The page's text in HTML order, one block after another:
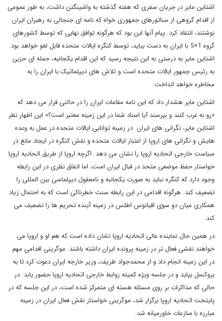
اشتاین مایر در جریان سفری که هفته گذشته به واشینگتن داشت، به طور عمومی
از اقدام گروهی از سناتورهای جمهوری خواه که نامه ای جنجالی به رهبران ایران
نوشتند، انتقاد کرد. پیام آنها این بود که هرگونه توافق نهایی که توسط کشورهای
گروه 1+5 با ایران به دست بیاید، توسط کنگره ایالات متحده قابل لغو خواهد بود.
اشتاین مایر به درستی به این نتیجه رسید که این اقدام یکجانبه، حمله ای حزبی
به رئیس جمهور ایالات متحده است و تلاش های دیپلماتیک با ایران را به
مخاطره خواهد انداخت.
اشتاین مایر هشدار داد که این نامه مقامات ایران را در حالتی قرار می دهد که
«رو به غرب کنند و بپرسند آیا اسناد شما در این زمینه معتبر است؟» این اظهار نظر
اشتاین مایر، نگرانی های ایران در زمینه توانایی ایالات متحده در عمل به وعده
هایش و نگرانی های اروپا از اعتبار ایالات متحده و نقش کنگره در ایجاد مانع در
سیاست خارجی اتحادیه اروپا را نشان می دهد. اگرچه اروپا از طریق اتحادیه اروپا
خواستار حفظ موضعی متحد در قبال ایران است، اما اتفاق نظری در این رابطه
وجود دارد که کنگره نباید به صورت یکجانبه و نامعقول دیپلماسی بین المللی را
تضعیف کند. هرگونه اقدامی در این رابطه سنت خطرناکی است که به احتمال زیاد
همکاری میان دو سوی اقیانوس اطلس در زمینه آینده تحریم ها را تضعیف می
کند.
در همین حال نماینده عالی اتحادیه اروپا نشان داده است که هم او و اروپا می
خواهند نقشی فعال تر در زمینه پرونده ایران داشته باشند. موگرینی اقدامی مهم
در این زمینه انجام داد و از محمدجواد ظریف، وزیر خارجه ایران دعوت کرد تا به
بروکسل بیاید و در جلسه ویژه کمیته روابط خارجی اتحادیه اروپا حضور یابد. در
حالی که مذاکرات بر روی مسئله هسته ای متمرکز شده است، در این جلسه که در
پایتخت اتحادیه اروپا برگزار شد، موگرینی خواستار نقش فعال ایران در زمینه
مبارزه با منازعات خاورمیانه شد.